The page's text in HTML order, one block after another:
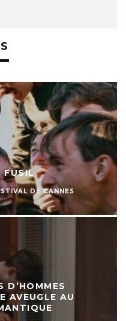
FUSIL
DE CANNES
D’HOMMES
AVEUGLE AU